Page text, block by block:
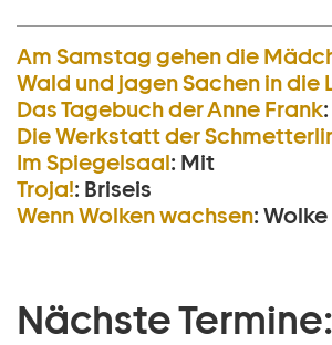
Am Samstag gehen die
Wald und jagen Sachen in die
Das Tagebuch der Anne Frank:
Die Werkstatt der
Im Spiegelsaal: Mit
Troja!: Briseis
Wenn Wolken wachsen:
Nächste Termine: